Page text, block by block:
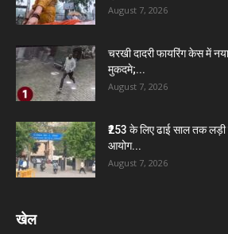
August 7, 2026
चरखी दादरी फायरिंग केस में
मुकदमे;...
August 7, 2026
₹253 के लिए ढाई साल तक लड़ी
आयोग...
August 7, 2026
खेल